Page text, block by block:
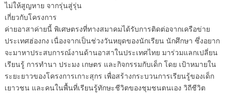
ไม่ให้สูญหาย จากรุ่นสู่รุ่น
เกี่ยวกับโครงการ
ค่ายอาสาค่ายนี้ พิเศษตรงที่ทางสมาคมได้รับการติดต่อจากเครือข่าย
ประเทศฮ่องกง เนื่องจากเป็นช่วงวันหยุดของนักเรียน นักศึกษา ซึ่งอยาก
จะมาหาประสบการณ์งานด้านอาสาในประเทศไทย มาร่วมแลกเปลี่ยน
เรียนรู้ การทำนา ประมง เกษตร และกิจกรรมกับเด็ก โดย เป้าหมายใน
ระยะยาวของโครงการเกาะสุกร เพื่อสร้างกระบวนการเรียนรู้ของเด็ก
เยาวชน และคนในพื้นที่เรียนรู้ทักษะชีวิตของชุมชนตนเอง วิถีชีวิต